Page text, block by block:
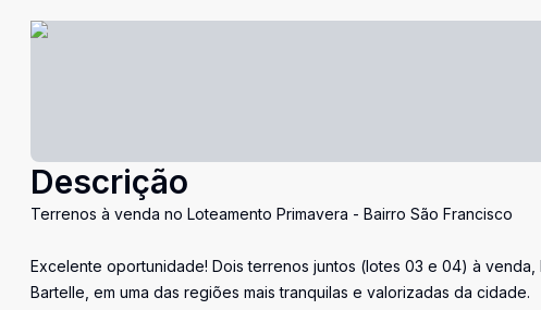
Descrição
Terrenos à venda no Loteamento Primavera - Bairro São Francisco
Excelente oportunidade! Dois terrenos juntos (lotes 03 e 04) à
Bartelle, em uma das regiões mais tranquilas e valorizadas da cidade.